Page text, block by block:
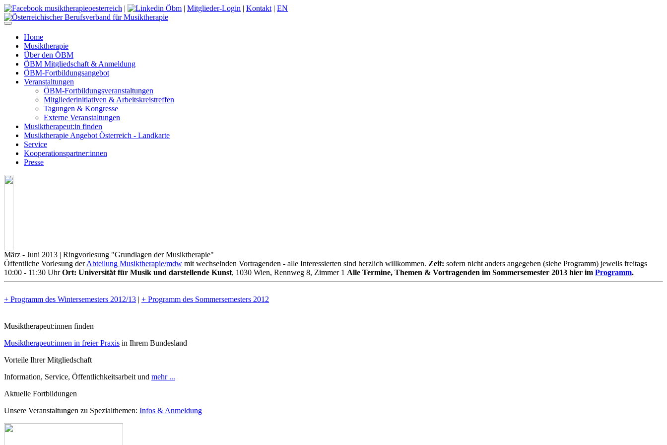
| | Mitglieder-Login | Kontakt | EN
Home
Musiktherapie
Über den ÖBM
ÖBM Mitgliedschaft & Anmeldung
ÖBM-Fortbildungsangebot
Veranstaltungen
ÖBM-Fortbildungsveranstaltungen
Mitgliederinitiativen & Arbeitskreistreffen
Tagungen & Kongresse
Externe Veranstaltungen
Musiktherapeut:in finden
Musiktherapie Angebot Österreich - Landkarte
Service
Kooperationspartner:innen
Presse
März - Juni 2013 | Ringvorlesung "Grundlagen der Musiktherapie"
Öffentliche Vorlesung derAbteilung Musiktherapie/mdw mit wechselnden Vortragenden - alle Interessierten sind herzlich willkommen. Zeit: sofern nicht anders angegeben (siehe Programm) jeweils freitags
10:00 - 11:30 UhrOrt: Universität für Musik und darstellende Kunst, 1030 Wien, Rennweg 8, Zimmer 1 Alle Termine, Themen & Vortragenden im Sommersemester 2013 hier im Programm.
+ Programm des Wintersemesters 2012/13 | + Programm des Sommersemesters 2012
Musiktherapeut:innen finden
Musiktherapeut:innen in freier Praxis in Ihrem Bundesland
Vorteile Ihrer Mitgliedschaft
Information, Service, Öffentlichkeitsarbeit und mehr ...
Aktuelle Fortbildungen
Unsere Veranstaltungen zu Spezialthemen: Infos & Anmeldung